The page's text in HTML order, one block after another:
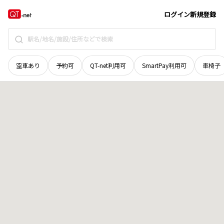
ログイン新規登録
空車あり 予約可 QT-net利用可 SmartPay利用可 車椅子
広島県